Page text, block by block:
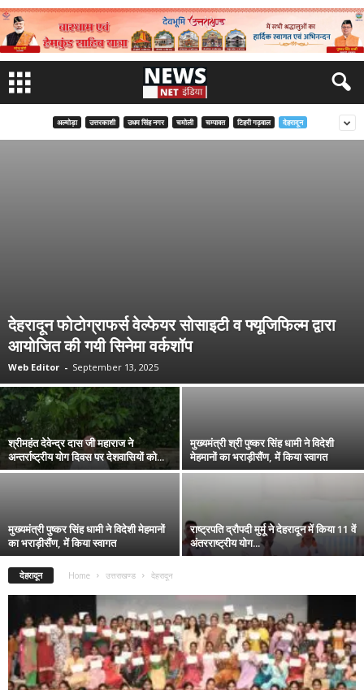
अल्मोड़ा उत्तरकाशी उधम सिंह नगर चमोली चम्पावत टिहरी गढ़वाल देहरादून
देहरादून फोटोग्राफर्स वेल्फेयर सोसाइटी व फ्यूजिफिल्म द्वारा
आयोजित की गयी सिनेमा वर्कशॉप
Web Editor - September 13, 2025
श्रीमहंत देवेन्द्र दास जी महाराज ने
अन्तर्राष्ट्रीय योग दिवस पर देशवासियों को...
मुख्यमंत्री श्री पुष्कर सिंह धामी ने विदेशी
मेहमानों का भराड़ीसैंण, में किया स्वागत
मुख्यमंत्री पुष्कर सिंह धामी ने विदेशी मेहमानों
का भराड़ीसैंण, में किया स्वागत
राष्ट्रपति द्रौपदी मुर्मू ने देहरादून में किया 11 वें
अंतरराष्ट्रीय योग...
देहरादून Home उत्तराखण्ड देहरादून